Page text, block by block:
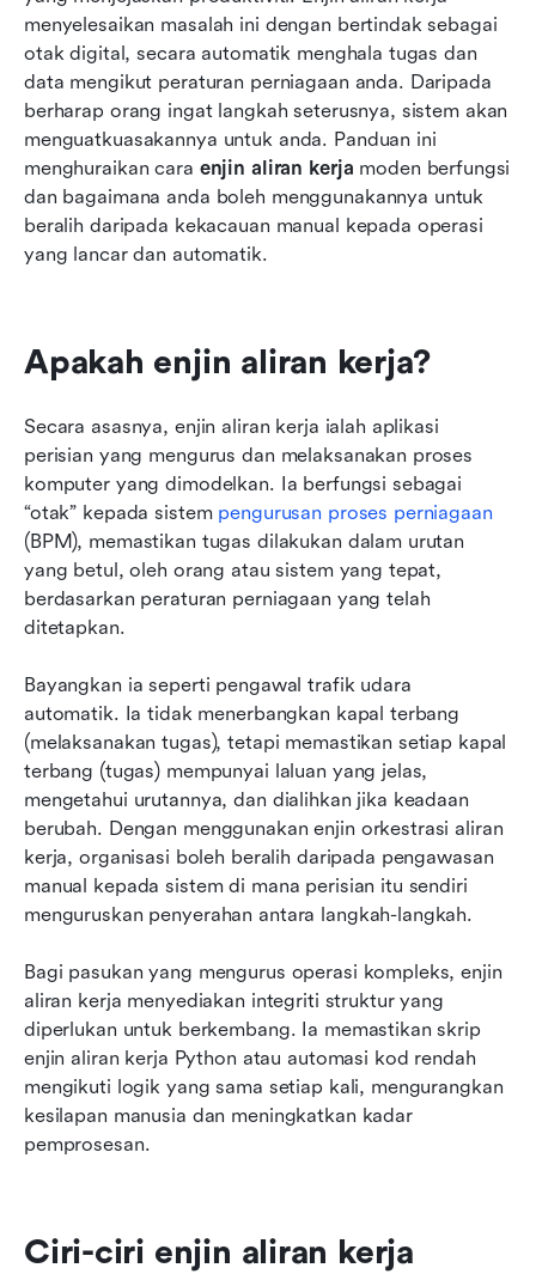
menyelesaikan masalah ini dengan bertindak sebagai
otak digital, secara automatik menghala tugas dan
data mengikut peraturan perniagaan anda. Daripada
berharap orang ingat langkah seterusnya, sistem akan
menguatkuasakannya untuk anda. Panduan ini
menghuraikan cara enjin aliran kerja moden berfungsi
dan bagaimana anda boleh menggunakannya untuk
beralih daripada kekacauan manual kepada operasi
yang lancar dan automatik.
Apakah enjin aliran kerja?
Secara asasnya, enjin aliran kerja ialah aplikasi
perisian yang mengurus dan melaksanakan proses
komputer yang dimodelkan. Ia berfungsi sebagai
“otak” kepada sistem pengurusan proses perniagaan
(BPM), memastikan tugas dilakukan dalam urutan
yang betul, oleh orang atau sistem yang tepat,
berdasarkan peraturan perniagaan yang telah
ditetapkan.
Bayangkan ia seperti pengawal trafik udara
automatik. Ia tidak menerbangkan kapal terbang
(melaksanakan tugas), tetapi memastikan setiap kapal
terbang (tugas) mempunyai laluan yang jelas,
mengetahui urutannya, dan dialihkan jika keadaan
berubah. Dengan menggunakan enjin orkestrasi aliran
kerja, organisasi boleh beralih daripada pengawasan
manual kepada sistem di mana perisian itu sendiri
menguruskan penyerahan antara langkah-langkah.
Bagi pasukan yang mengurus operasi kompleks, enjin
aliran kerja menyediakan integriti struktur yang
diperlukan untuk berkembang. Ia memastikan skrip
enjin aliran kerja Python atau automasi kod rendah
mengikuti logik yang sama setiap kali, mengurangkan
kesilapan manusia dan meningkatkan kadar
pemprosesan.
Ciri-ciri enjin aliran kerja
Kesimpulan
Soalan Lazim
Bacaan berkaitan